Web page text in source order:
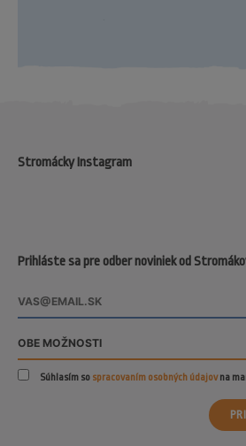
Prihláste sa pre odber noviniek od
Súhlasím so spracovaním osobných údajovna
Stromácky Instagram